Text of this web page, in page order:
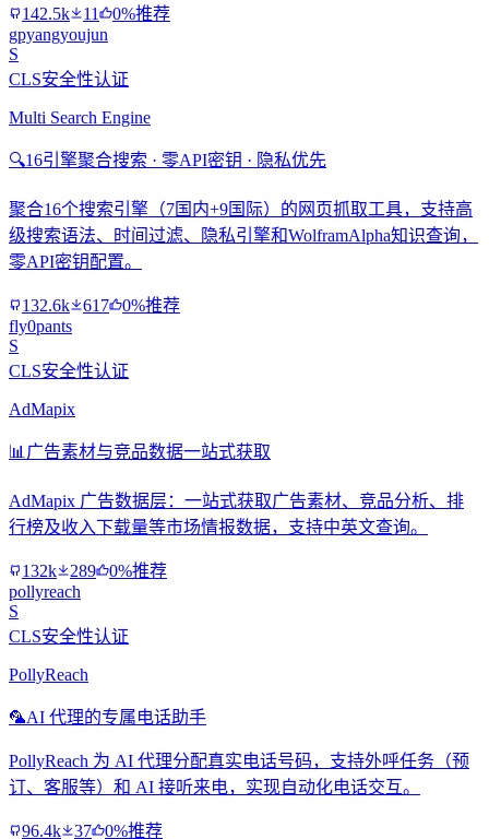
142.5k 11
0%推荐
gpyangyoujun
S
CLS安全性认证
Multi Search Engine
🔍16引擎聚合搜索 · 零API密钥 · 隐私优先
聚合16个搜索引擎（7国内+9国际）的网页抓取工具，支持高
级搜索语法、时间过滤、隐私引擎和WolframAlpha知识查询，
零API密钥配置。
132.6k 617
0%推荐
fly0pants
S
CLS安全性认证
AdMapix
📊 广告素材与竞品数据一站式获取
AdMapix 广告数据层：一站式获取广告素材、竞品分析、排
行榜及收入下载量等市场情报数据，支持中英文查询。
132k 289
0%推荐
pollyreach
S
CLS安全性认证
PollyReach
🦜AI 代理的专属电话助手
PollyReach 为 AI 代理分配真实电话号码，支持外呼任务（预
订、客服等）和 AI 接听来电，实现自动化电话交互。
96.4k 37 0%推荐